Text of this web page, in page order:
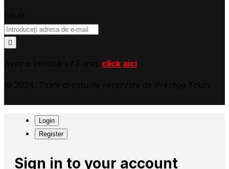
click aici
Login
Register
Sign in to your account